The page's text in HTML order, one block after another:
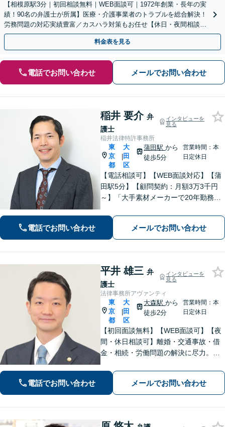
【相模原駅3分｜初回相談無料｜WEB面談可｜1972年創業・長年の実
績！90名の弁護士が所属】医療・介護事業者のトラブルを総合解決！
労務問題の対応実績豊富／カスハラ対策もお任せ【休日・夜間相談可
／忙しい方にも安心の柔軟なサポート体制】
料金表を見る
電話でお問い合わせ メールでお問い合わせ
稲井 要介 弁
護士
インタビューを
見る
稲井法律特許事務所
東
京
都
|
大
田
区
蒲田駅から
徒歩5分
営業時間：本
日定休日
【電話相談可】【WEB面談対応】【蒲
田駅5分】【顧問契約：月額3万3千円
～】「大手素材メーカーで20年勤務、
リーガルチェック」「債権回収：売掛
金や請負代金の未払い、取引先への損
害賠償請求に対応」【休日・夜間相談
可】
電話でお問い合わせ メールでお問い合わせ
平井 雄三 弁
護士
インタビューを
見る
法律事務所アヴァンティ
東
京
都
|
大
田
区
大森駅から
徒歩2分
営業時間：本
日定休日
【初回面談無料】【WEB面談可】【夜
間・休日相談可】離婚・交通事故・借
金・相続・労働問題の解決に尽力。
対応で、正当な権利と納得のいく結果
を最後まで追求します。
電話でお問い合わせ メールでお問い合わせ